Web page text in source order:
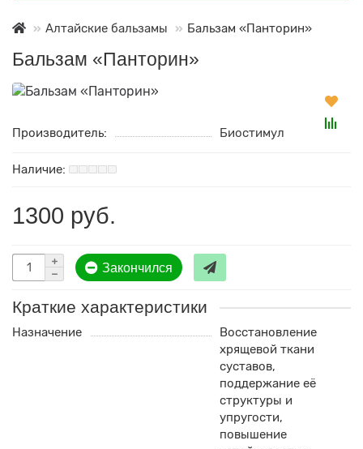
Алтайские бальзамы Бальзам «Панторин»
Бальзам «Панторин»
Производитель: Биостимул
1300 руб.
Закончился
Краткие характеристики
Назначение
Восстановление
хрящевой ткани
суставов,
поддержание её
структуры и
упругости,
повышение